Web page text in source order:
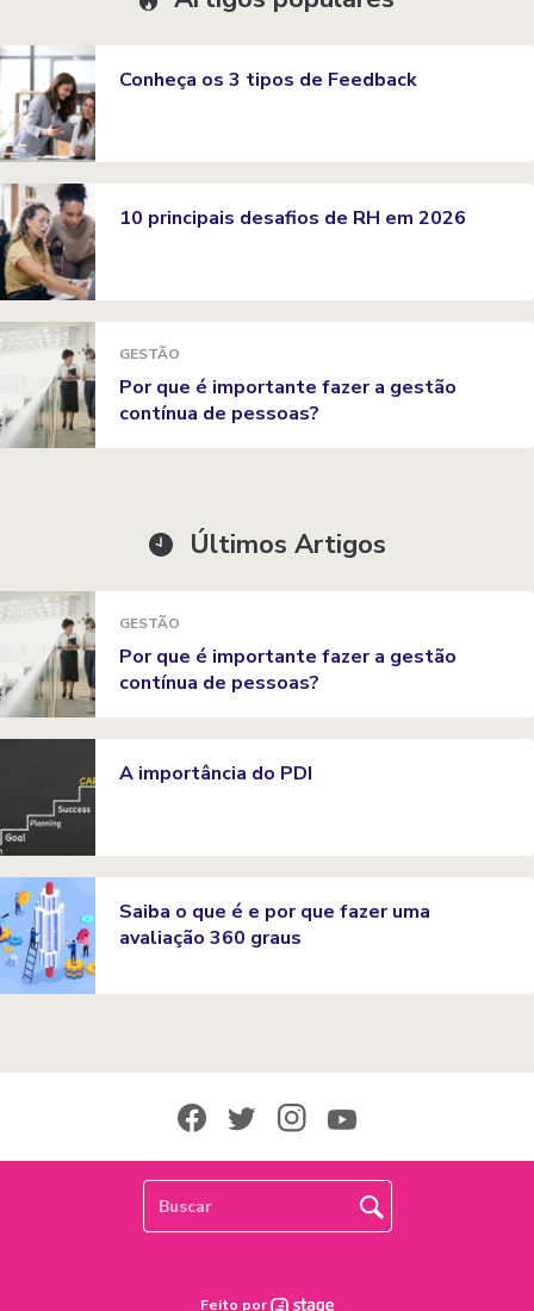
Conheça os 3 tipos de Feedback
10 principais desafios de RH em 2026
GESTÃO
Por que é importante fazer a gestão
contínua de pessoas?
Últimos Artigos
GESTÃO
Por que é importante fazer a gestão
contínua de pessoas?
A importância do PDI
Saiba o que é e por que fazer uma
avaliação 360 graus
Feito por